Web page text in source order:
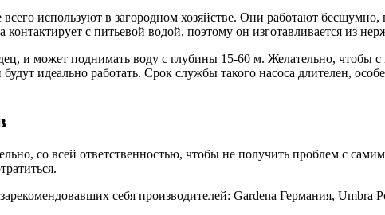
используют в загородном хозяйстве. Они работают
контактирует с питьевой водой, поэтому он изготавливается из
и может поднимать воду с глубины 15-60 м. Желательно, чтобы
идеально работать. Срок службы такого насоса длителен,
со всей ответственностью, чтобы не получить проблем с
себя производителей: Gardena Германия, Umbra